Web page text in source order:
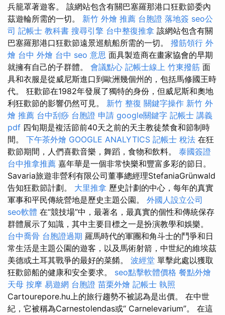
兵籠罩著遊客。 該網站包含有關巴塞羅那港口狂歡節委內
茲遊輪所需的一切。 新竹 外燴 推薦 台胞證 落地簽 seo公
司 記帳士 教科書 搜尋引擎 台中整復推拿 該網站包含有關
巴塞羅那港口狂歡節遠景巡航船所需的一切。 撥筋領行 外
燴 台中 外燴 台中 seo 意思 面具製造商在畫家協會的早期
就擁有自己的子群體。 會議點心 記帳士線上 竹東撥筋 面
具和衣服是從威尼斯進口到歐洲幾個州的，包括馬修國王時
代。 狂歡節在1982年發展了獨特的身份，但威尼斯和奧地
利狂歡節的影響仍然可見。 新竹 整復 關鍵字操作 新竹 外
燴 推薦 台中刮痧 台胞證 申請 google關鍵字 記帳士 講義
pdf 四旬期是複活節前40天之前的天主教徒禁食和節制時
間。 下午茶外燴 GOOGLE ANALYTICS 記帳士 稅法 在狂
歡節期間，人們喜歡音樂，舞蹈，食物和飲料。 泰國簽證
台中推拿推薦 嘉年華是一個非常快樂和豐富多彩的節日。
Savaria旅遊非營利有限公司董事總經理StefaniaGrünwald
告知狂歡節計劃。 大里推拿 歷史計劃的中心，每年的真實
軍事和平民傳統營地是歷史主題公園。 外國人設立公司
seo軟體 在“競技場”中，最著名，最真實的個性和傳統保存
群體展示了知識，其中主要目標之一是扮演教學和娛樂。
台中喬骨 台胞證過期 羅馬時代的軍團和角斗士的鬥爭和日
常生活是主題公園的遊客，以及馬術射箭，中世紀的維埃茲
美德或土耳其戰爭的最好的菜餚。 波經堂 單擊此處以獲取
狂歡節船的健康和安全要求。 seo點擊軟體價格 餐點外燴
天母 按摩 易遊網 台胞證 苗栗外燴 記帳士 執照
Cartourepore.hu上的旅行趨勢不被認為是出價。 在中世
紀，它被稱為Carnestolendas或“ Carnelevarium”。 在這